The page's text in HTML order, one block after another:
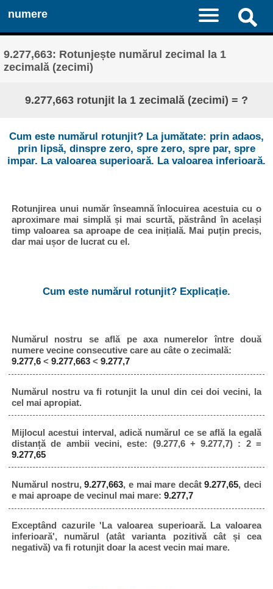
numere
9.277,663: Rotunjește numărul zecimal la 1
zecimală (zecimi)
9.277,663 rotunjit la 1 zecimală (zecimi) = ?
Cum este numărul rotunjit? La jumătate: prin adaos,
prin lipsă, dinspre zero, spre zero, spre par, spre
impar. La valoarea superioară. La valoarea inferioară.
Rotunjirea unui număr înseamnă înlocuirea acestuia cu o
aproximare mai simplă și mai scurtă, păstrând în același
timp valoarea sa aproape de cea inițială. Mai puțin precis,
dar mai ușor de lucrat cu el.
Cum este numărul rotunjit? Explicație.
Numărul nostru se află pe axa numerelor între două
numere vecine consecutive care au câte o zecimală:
9.277,6< 9.277,663< 9.277,7
Numărul nostru va fi rotunjit la unul din cei doi vecini, la
cel mai apropiat.
Mijlocul acestui interval, adică numărul ce se află la egală
distanță de ambii vecini, este: (9.277,6 + 9.277,7) : 2 =
9.277,65
Numărul nostru,9.277,663, e mai mare decât9.277,65, deci
e mai aproape de vecinul mai mare: 9.277,7
Exceptând cazurile 'La valoarea superioară. La valoarea
inferioară', numărul (atât varianta pozitivă cât și cea
negativă) va fi rotunjit doar la acest vecin mai mare.